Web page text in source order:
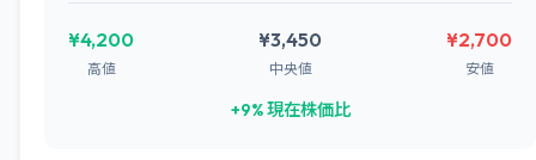
¥4,200
高値
¥3,450
中央値
¥2,700
安値
+9% 現在株価比